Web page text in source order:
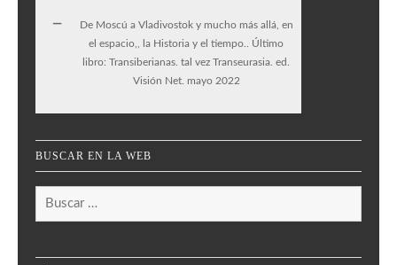
De Moscú a Vladivostok y mucho más allá, en
el espacio,, la Historia y el tiempo.. Último
libro: Transiberianas. tal vez Transeurasia. ed.
Visión Net. mayo 2022
BUSCAR EN LA WEB
Buscar: